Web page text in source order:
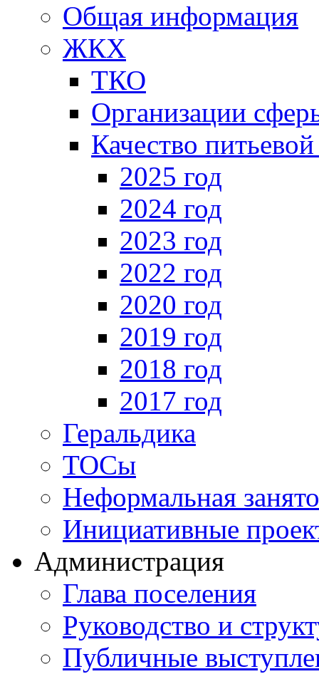
Общая информация
ЖКХ
ТКО
Организации
Качество
2025 год
2024 год
2023 год
2022 год
2020 год
2019 год
2018 год
2017 год
Геральдика
ТОСы
Неформальная
Инициативные
Администрация
Глава поселения
Руководство и
Публичные